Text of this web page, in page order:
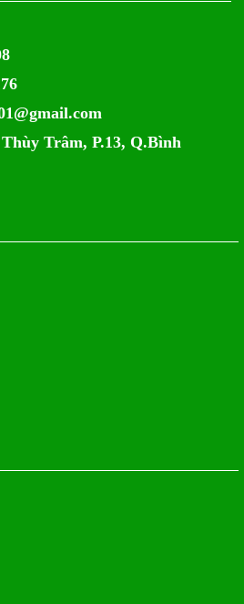
Trâm, P.13, Q.Bình